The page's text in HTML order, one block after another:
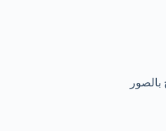
بالصور